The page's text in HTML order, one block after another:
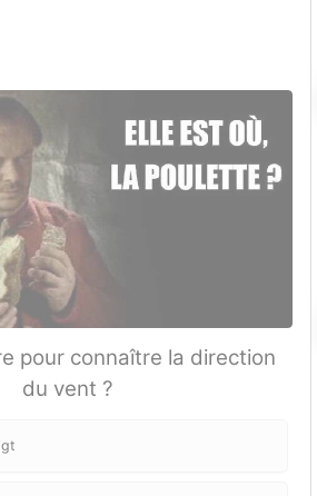
pour connaître la direction
du vent ?